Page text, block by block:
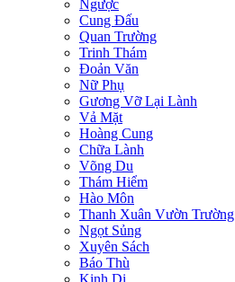
Ngược
Cung Đấu
Quan Trường
Trinh Thám
Đoản Văn
Nữ Phụ
Gương Vỡ Lại Lành
Vả Mặt
Hoàng Cung
Chữa Lành
Võng Du
Thám Hiểm
Hào Môn
Thanh Xuân Vườn Trường
Ngọt Sủng
Xuyên Sách
Báo Thù
Kinh Dị